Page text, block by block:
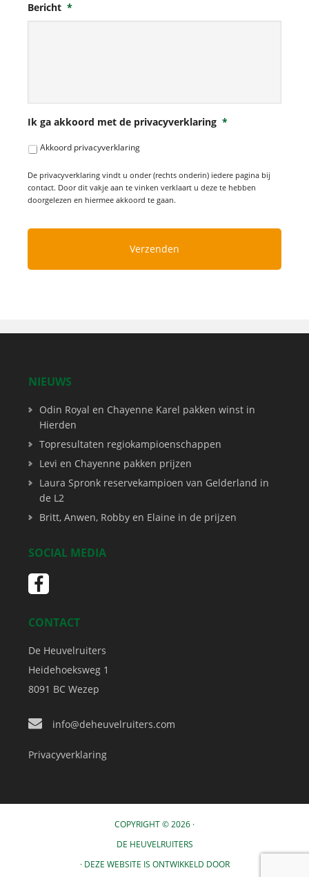
Bericht *
Ik ga akkoord met de privacyverklaring *
Akkoord privacyverklaring
De privacyverklaring vindt u onder (rechts onderin) iedere pagina bij
contact. Door dit vakje aan te vinken verklaart u deze te hebben
doorgelezen en hiermee akkoord te gaan.
NIEUWS
Odin Royal en Chayenne Karel pakken winst in
Hierden
Topresultaten regiokampioenschappen
Levi en Chayenne pakken prijzen
Laura Spronk reservekampioen van Gelderland in
de L2
Britt, Anwen, Robby en Elaine in de prijzen
SOCIAL MEDIA
CONTACT
De Heuvelruiters
Heidehoeksweg 1
8091 BC Wezep
info@deheuvelruiters.com
Privacyverklaring
COPYRIGHT © 2026 ·
DE HEUVELRUITERS
· DEZE WEBSITE IS ONTWIKKELD DOOR